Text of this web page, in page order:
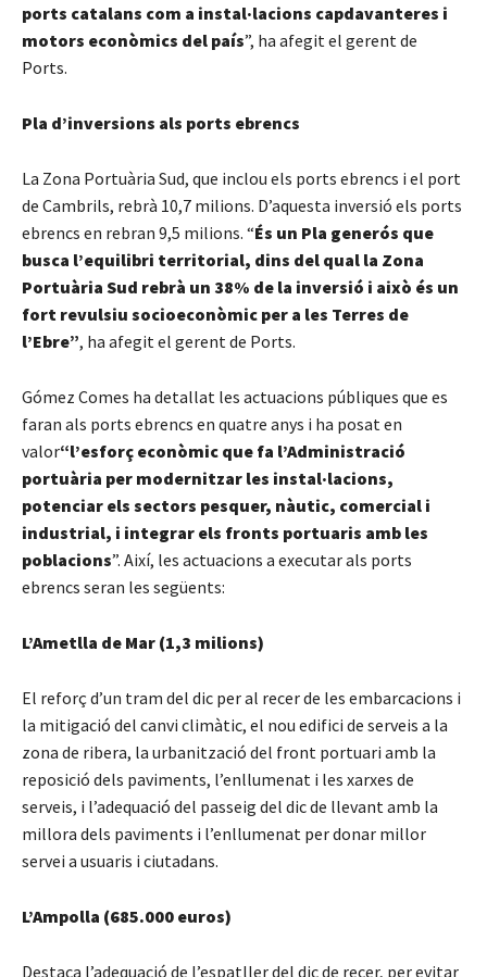
ports catalans com a instal·lacions capdavanteres i
motors econòmics del país”, ha afegit el gerent de
Ports.
Pla d’inversions als ports ebrencs
La Zona Portuària Sud, que inclou els ports ebrencs i el port
de Cambrils, rebrà 10,7 milions. D’aquesta inversió els ports
ebrencs en rebran 9,5 milions. “És un Pla generós que
busca l’equilibri territorial, dins del qual la Zona
Portuària Sud rebrà un 38% de la inversió i això és un
fort revulsiu socioeconòmic per a les Terres de
l’Ebre”, ha afegit el gerent de Ports.
Gómez Comes ha detallat les actuacions públiques que es
faran als ports ebrencs en quatre anys i ha posat en
valor“l’esforç econòmic que fa l’Administració
portuària per modernitzar les instal·lacions,
potenciar els sectors pesquer, nàutic, comercial i
industrial, i integrar els fronts portuaris amb les
poblacions”. Així, les actuacions a executar als ports
ebrencs seran les següents:
L’Ametlla de Mar (1,3 milions)
El reforç d’un tram del dic per al recer de les embarcacions i
la mitigació del canvi climàtic, el nou edifici de serveis a la
zona de ribera, la urbanització del front portuari amb la
reposició dels paviments, l’enllumenat i les xarxes de
serveis, i l’adequació del passeig del dic de llevant amb la
millora dels paviments i l’enllumenat per donar millor
servei a usuaris i ciutadans.
L’Ampolla (685.000 euros)
Destaca l’adequació de l’espatller del dic de recer, per evitar